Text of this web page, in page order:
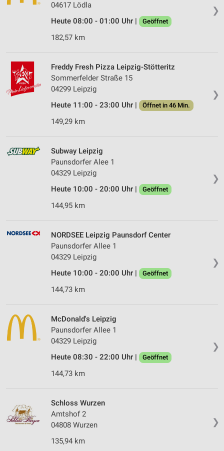
❯
04617 Lödla
Heute 08:00 - 01:00 Uhr |
Geöffnet
182,57 km
❯
Freddy Fresh Pizza Leipzig-Stötteritz
Sommerfelder Straße 15
04299 Leipzig
Heute 11:00 - 23:00 Uhr |
Öffnet in 46 Min.
149,29 km
❯
Subway Leipzig
Paunsdorfer Alee 1
04329 Leipzig
Heute 10:00 - 20:00 Uhr |
Geöffnet
144,95 km
❯
NORDSEE Leipzig Paunsdorf Center
Paunsdorfer Allee 1
04329 Leipzig
Heute 10:00 - 20:00 Uhr |
Geöffnet
144,73 km
❯
McDonald's Leipzig
Paunsdorfer Allee 1
04329 Leipzig
Heute 08:30 - 22:00 Uhr |
Geöffnet
144,73 km
❯
Schloss Wurzen
Amtshof 2
04808 Wurzen
135,94 km